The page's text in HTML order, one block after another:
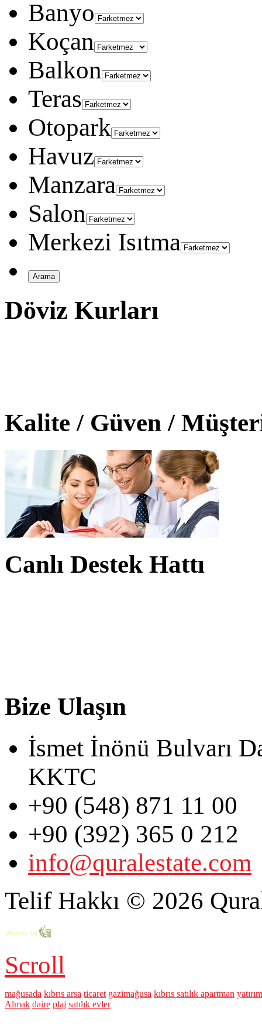
Banyo
Koçan
Balkon
Teras
Otopark
Havuz
Manzara
Salon
Merkezi Isıtma
Döviz Kurları
Kalite / Güven /
Canlı Destek Hattı
Bize Ulaşın
İsmet İnönü Bulvarı
KKTC
+90 (548) 871 11 00
+90 (392) 365 0 212
info@quralestate.com
Telif Hakkı © 2026
Scroll
mağusada kıbrıs arsa ticaret gazimağusa kıbrıs satılık apartman yatırım
Almak daire plaj satılık evler